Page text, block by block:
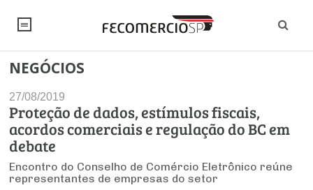
NOTÍCIAS
Editorial
Artigos
Institucional
Economia
Pesquisas
Legislação
SINDICATOS
PESQUISAS
FALE CONOSCO
NEGÓCIOS
27/08/2019
Proteção de dados, estímulos fiscais,
acordos comerciais e regulação do BC em
debate
Encontro do Conselho de Comércio Eletrônico reúne
representantes de empresas do setor